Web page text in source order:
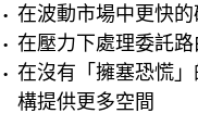
在波動市場中更快
在壓力下處理委託
在沒有「擁塞恐慌
構提供更多空間